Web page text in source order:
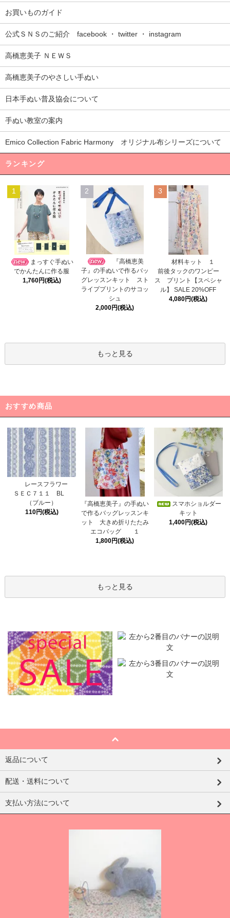
お買いものガイド
公式ＳＮＳのご紹介 facebook ・ twitter ・ instagram
高橋恵美子 ＮＥＷＳ
高橋恵美子のやさしい手ぬい
日本手ぬい普及協会について
手ぬい教室の案内
Emico Collection Fabric Harmony オリジナル布シリーズについて
ランキング
1
まっすぐ手ぬい
でかんたんに作る服
1,760円(税込)
2
『高橋恵美
子』の手ぬいで作るバッ
グレッスンキット スト
ライププリントのサコッ
シュ
2,000円(税込)
3
材料キット １
前後タックのワンピー
ス プリント【スペシャ
ル】 SALE 20%OFF
4,080円(税込)
もっと見る
おすすめ商品
レースフラワー
ＳＥＣ７１１ BL
（ブルー）
110円(税込)
『高橋恵美子』の手ぬい
で作るバッグレッスンキ
ット 大きめ折りたたみ
エコバッグ １
1,800円(税込)
スマホショルダー
キット
1,400円(税込)
もっと見る
返品について
配送・送料について
支払い方法について